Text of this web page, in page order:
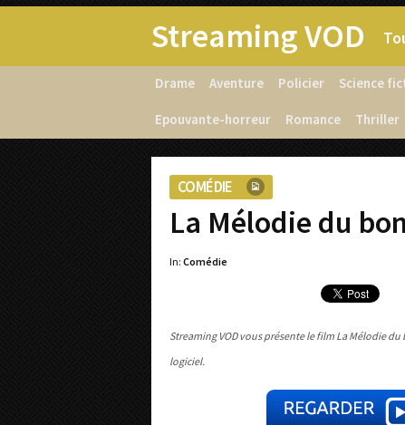
Streaming VOD
Drame Aventure Policier Science
Epouvante-horreur Romance Thriller
COMÉDIE
La Mélodie du
In: Comédie
Streaming VOD vous présente le film La Mélodie
logiciel.